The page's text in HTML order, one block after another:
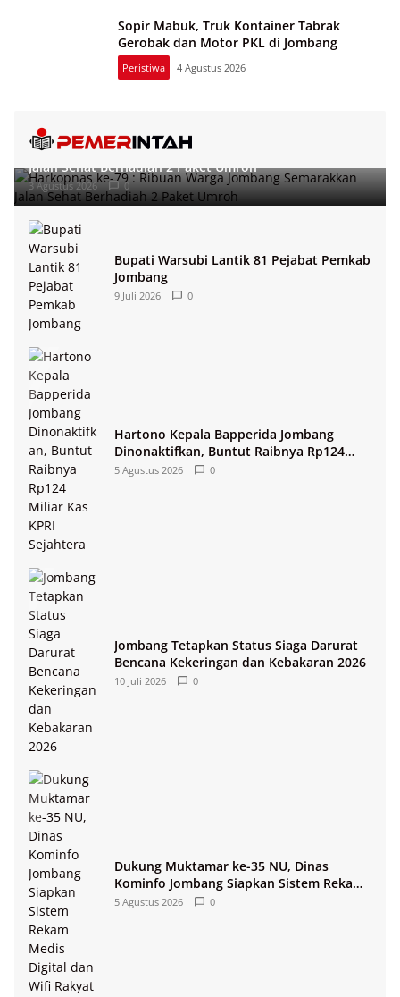
Sopir Mabuk, Truk Kontainer Tabrak
Gerobak dan Motor PKL di Jombang
Peristiwa 4 Agustus 2026
Harkopnas ke-79 : Ribuan Warga Jombang Semarakkan
Jalan Sehat Berhadiah 2 Paket Umroh
3 Agustus 2026 0
Bupati Warsubi Lantik 81 Pejabat Pemkab
Jombang
9 Juli 2026 0
Hartono Kepala Bapperida Jombang
Dinonaktifkan, Buntut Raibnya Rp124
Miliar Kas KPRI Sejahtera
5 Agustus 2026 0
Jombang Tetapkan Status Siaga Darurat
Bencana Kekeringan dan Kebakaran 2026
10 Juli 2026 0
Dukung Muktamar ke-35 NU, Dinas
Kominfo Jombang Siapkan Sistem Rekam
Medis Digital dan Wifi Rakyat
5 Agustus 2026 0